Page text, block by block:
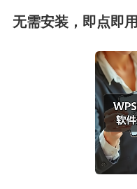
无需安装，即点即用